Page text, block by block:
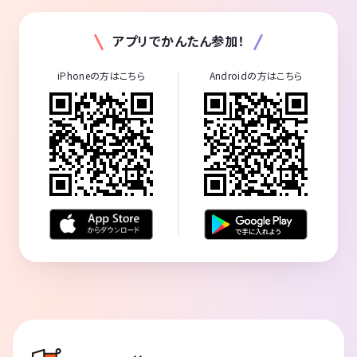
アプリでかんたん参加！
iPhoneの方はこちら Androidの方はこちら